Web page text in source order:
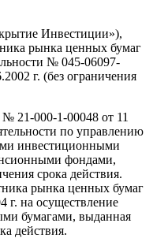
Инвестиции»),
рынка ценных бумаг
№ 045-06097-
г. (без ограничения
000-1-00048 от 11
по управлению
инвестиционными
фондами,
срока действия.
рынка ценных бумаг
г. на осуществление
бумагами, выданная
действия.